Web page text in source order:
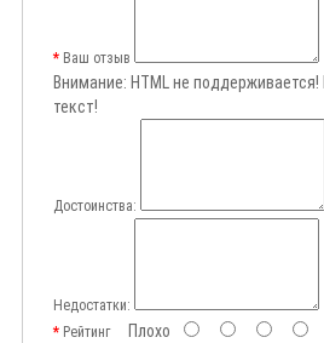
Ваш отзыв
Внимание: HTML не
текст!
Достоинства:
Недостатки:
РейтингПлохо